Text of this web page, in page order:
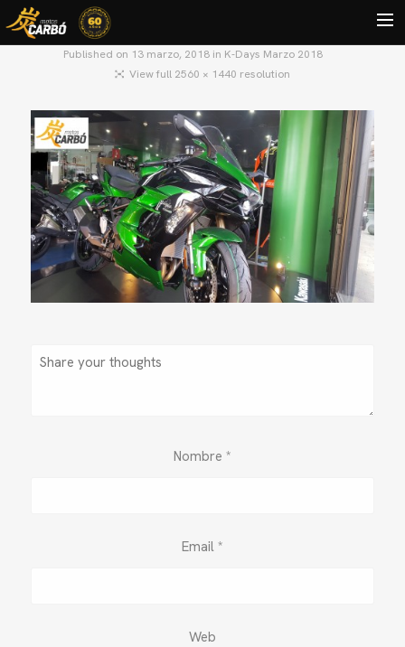
MOTOS USADAS
QUIÉNES SOMOS?
BLOG
CONTACTO
Search
Published on 13 marzo, 2018 in K-Days Marzo 2018
View full 2560 × 1440 resolution
Nombre *
Email *
Web